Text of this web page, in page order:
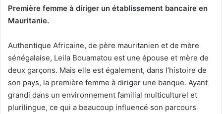
Première femme à diriger un établissement bancaire en
Mauritanie.
Authentique Africaine, de père mauritanien et de mère
sénégalaise, Leila Bouamatou est une épouse et mère de
deux garçons. Mais elle est également, dans l’histoire de
son pays, la première femme à diriger une banque. Ayant
grandi dans un environnement familial multiculturel et
plurilingue, ce qui a beaucoup influencé son parcours